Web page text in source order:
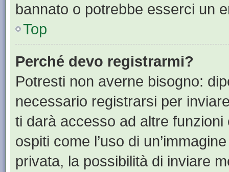
bannato o potrebbe esserci un
Top
Perché devo registrarmi?
Potresti non averne bisogno:
necessario registrarsi per
ti darà accesso ad altre
ospiti come l’uso di
privata, la possibilità di inviare